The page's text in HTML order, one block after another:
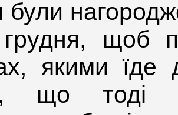
були
щоб
якими
що тоді